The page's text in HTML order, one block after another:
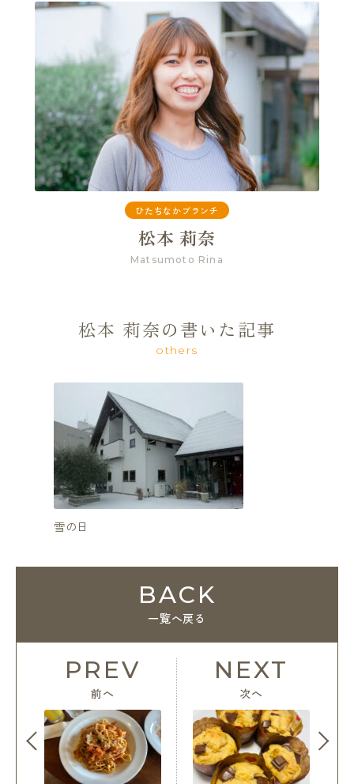
ひたちなかブランチ
松本 莉奈
Matsumoto Rina
松本 莉奈の書いた記事
others
雪の日
PREV
前へ
BACK
一覧へ戻る
NEXT
次へ